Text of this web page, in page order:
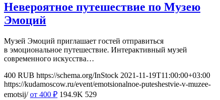
Невероятное путешествие по Музею
Эмоций
Музей Эмоций приглашает гостей отправиться
в эмоциональное путешествие. Интерактивный музей
современного искусства…
400 RUB https://schema.org/InStock 2021-11-19T11:00:00+03:00
https://kudamoscow.ru/event/emotsionalnoe-puteshestvie-v-muzee-
emotsij/ от 400 ₽ 194.9K 529